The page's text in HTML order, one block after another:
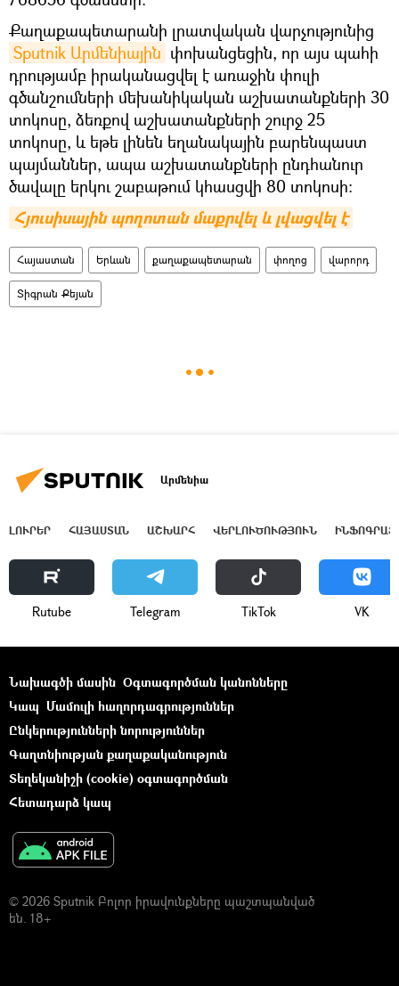
Քաղաքապետարանի լրատվական վարչությունից
Sputnik Արմենիային փոխանցեցին, որ այս պահի
դրությամբ իրականացվել է առաջին փուլի
գծանշումների մեխանիկական աշխատանքների 30
տոկոսը, ձեռքով աշխատանքների շուրջ 25
տոկոսը, և եթե լինեն եղանակային բարենպաստ
պայմաններ, ապա աշխատանքների ընդհանուր
ծավալը երկու շաբաթում կհասցվի 80 տոկոսի։
Հյուսիսային պողոտան մաքրվել և լվացվել է
Հայաստան Երևան քաղաքապետարան փողոց վարորդ
Տիգրան Քեյան
Արմենիա
ԼՈՒՐԵՐ ՀԱՅԱՍՏԱՆ ԱՇԽԱՐՀ ՎԵՐԼՈՒԾՈՒԹՅՈՒՆ
Rutube Telegram ТikТоk VK
Նախագծի մասին Օգտագործման կանոնները
Կապ Մամուլի հաղորդագրություններ
Ընկերությունների նորություններ
Գաղտնիության քաղաքականություն
Տեղեկանիշի (cookie) օգտագործման
Հետադարձ կապ
© 2026 Sputnik Բոլոր իրավունքները պաշտպանված
են. 18+